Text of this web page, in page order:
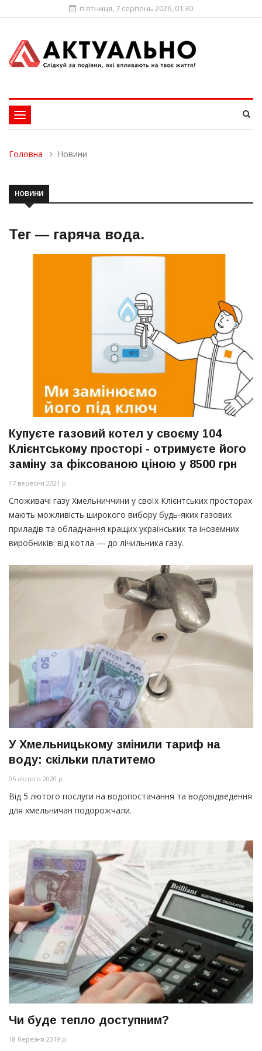
п'ятниця, 7 серпень 2026, 01:30
Toggle
navigation
Головна Новини
НОВИНИ
Тег — гаряча вода.
Купуєте газовий котел у своєму 104
Клієнтському просторі - отримуєте його
заміну за фіксованою ціною у 8500 грн
17 вересня 2021 р.
Споживачі газу Хмельниччини у своїх Клієнтських просторах
мають можливість широкого вибору будь-яких газових
приладів та обладнання кращих українських та іноземних
виробників: від котла — до лічильника газу.
У Хмельницькому змінили тариф на
воду: скільки платитемо
05 лютого 2020 р.
Від 5 лютого послуги на водопостачання та водовідведення
для хмельничан подорожчали.
Чи буде тепло доступним?
18 березня 2019 р.